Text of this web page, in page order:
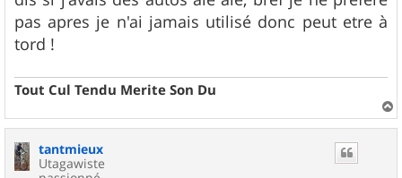
pas apres je n'ai jamais utilisé donc peut etre à
tord !
Tout Cul Tendu Merite Son Du
a
tantmieux
Utagawiste